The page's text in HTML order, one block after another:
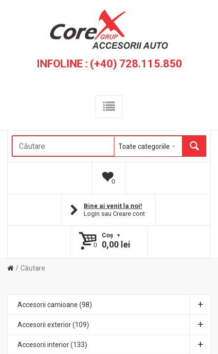
INFOLINE : (+40) 728.115.850
0
Bine ai venit la noi!
Login sau Creare cont
Coş
0
0,00 lei
Căutare
Accesorii camioane (98)
Accesorii exterior (109)
Accesorii interior (133)